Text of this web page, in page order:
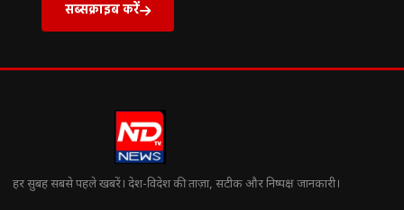
सब्सक्राइब करें
हर सुबह सबसे पहले खबरें। देश-विदेश की ताज़ा, सटीक और निष्पक्ष जानकारी।